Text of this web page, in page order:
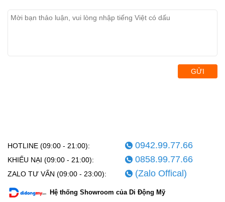
GỬI
HOTLINE (09:00 - 21:00): 0942.99.77.66
KHIẾU NẠI (09:00 - 21:00): 0858.99.77.66
ZALO TƯ VẤN (09:00 - 23:00): (Zalo Offical)
Hệ thống Showroom của Di Động Mỹ